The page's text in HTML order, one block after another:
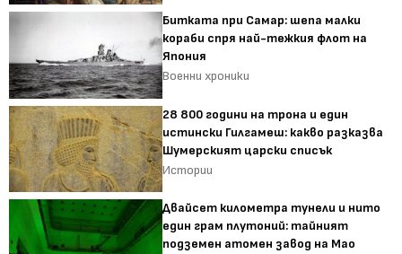
Битката при Самар: шепа малки
кораби спря най-тежкия флот на
Япония
Военни хроники
28 800 години на трона и един
истински Гилгамеш: какво разказва
Шумерският царски списък
Истории
Двайсет километра тунели и нито
един грам плутоний: тайният
подземен атомен завод на Мао